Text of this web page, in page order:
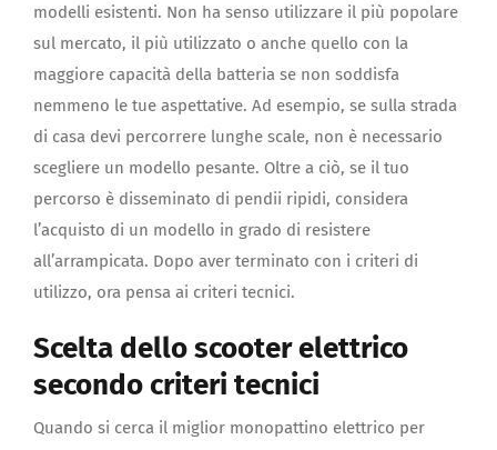
modelli esistenti. Non ha senso utilizzare il più popolare
sul mercato, il più utilizzato o anche quello con la
maggiore capacità della batteria se non soddisfa
nemmeno le tue aspettative. Ad esempio, se sulla strada
di casa devi percorrere lunghe scale, non è necessario
scegliere un modello pesante. Oltre a ciò, se il tuo
percorso è disseminato di pendii ripidi, considera
l’acquisto di un modello in grado di resistere
all’arrampicata. Dopo aver terminato con i criteri di
utilizzo, ora pensa ai criteri tecnici.
Scelta dello scooter elettrico
secondo criteri tecnici
Quando si cerca il miglior monopattino elettrico per